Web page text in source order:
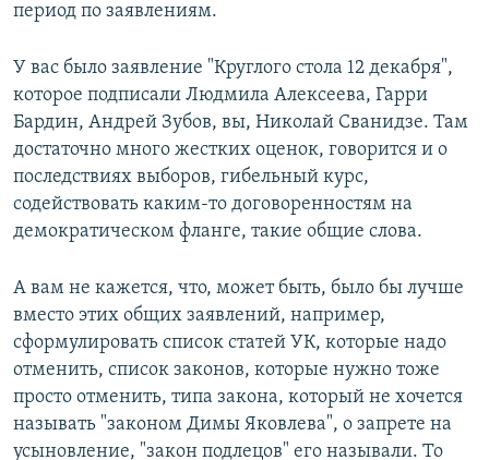
период по заявлениям.
У вас было заявление "Круглого стола 12 декабря",
которое подписали Людмила Алексеева, Гарри
Бардин, Андрей Зубов, вы, Николай Сванидзе. Там
достаточно много жестких оценок, говорится и о
последствиях выборов, гибельный курс,
содействовать каким-то договоренностям на
демократическом фланге, такие общие слова.
А вам не кажется, что, может быть, было бы лучше
вместо этих общих заявлений, например,
сформулировать список статей УК, которые надо
отменить, список законов, которые нужно тоже
просто отменить, типа закона, который не хочется
называть "законом Димы Яковлева", о запрете на
усыновление, "закон подлецов" его называли. То